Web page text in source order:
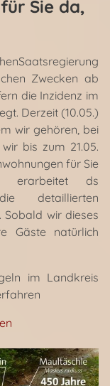
Sie da,
Zwecken ab
die Inzidenz im
Derzeit (10.05.)
wir gehören, bei
bis zum 21.05.
für Sie
erarbeitet ds
detaillierten
wir dieses
Gäste natürlich
im Landkreis